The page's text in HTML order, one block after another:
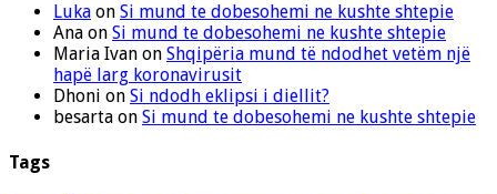
Luka on Si mund te dobesohemi ne kushte shtepie
Ana on Si mund te dobesohemi ne kushte shtepie
Maria Ivan on Shqipëria mund të ndodhet vetëm një
hapë larg koronavirusit
Dhoni on Si ndodh eklipsi i diellit?
besarta on Si mund te dobesohemi ne kushte shtepie
Tags